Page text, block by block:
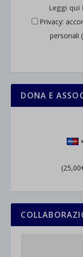
Leggi
Privacy:
personali
DONA E